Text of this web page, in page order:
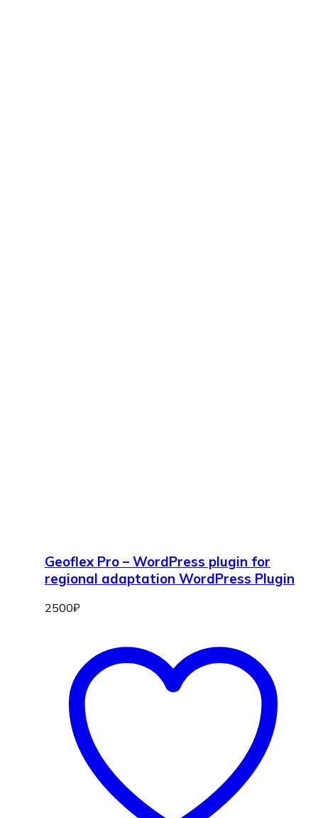
Geoflex Pro – WordPress plugin for
regional adaptation WordPress Plugin
2500₽